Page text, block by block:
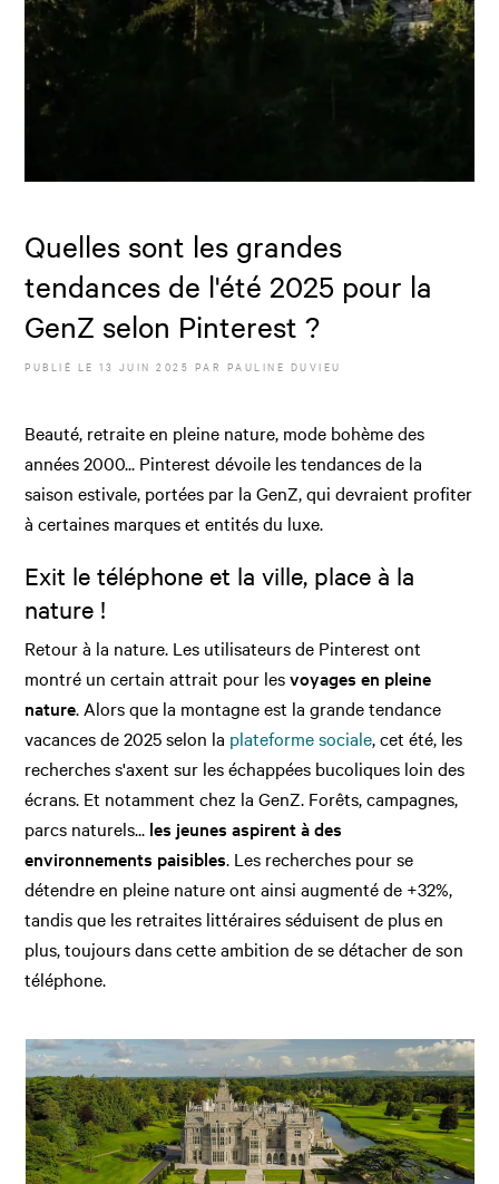
Quelles sont les grandes
tendances de l'été 2025 pour la
GenZ selon Pinterest ?
PUBLIÉ LE13 JUIN 2025 PAR PAULINE DUVIEU
Beauté, retraite en pleine nature, mode bohème des
années 2000... Pinterest dévoile les tendances de la
saison estivale, portées par la GenZ, qui devraient profiter
à certaines marques et entités du luxe.
Exit le téléphone et la ville, place à la
nature !
Retour à la nature. Les utilisateurs de Pinterest ont
montré un certain attrait pour lesvoyages en pleine
nature. Alors que la montagne est la grande tendance
vacances de 2025 selon la plateforme sociale, cet été, les
recherches s'axent sur les échappées bucoliques loin des
écrans. Et notamment chez la GenZ. Forêts, campagnes,
parcs naturels... les jeunes aspirent à des
environnements paisibles. Les recherches pour se
détendre en pleine nature ont ainsi augmenté de +32%,
tandis que les retraites littéraires séduisent de plus en
plus, toujours dans cette ambition de se détacher de son
téléphone.